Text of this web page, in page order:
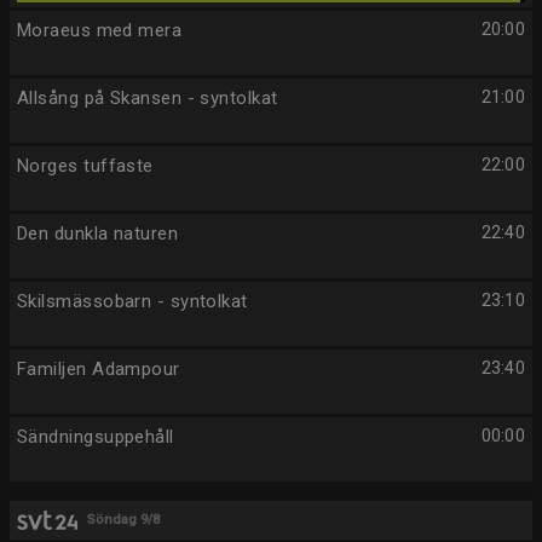
20:00
Moraeus med mera
21:00
Allsång på Skansen - syntolkat
22:00
Norges tuffaste
22:40
Den dunkla naturen
23:10
Skilsmässobarn - syntolkat
23:40
Familjen Adampour
00:00
Sändningsuppehåll
Söndag 9/8